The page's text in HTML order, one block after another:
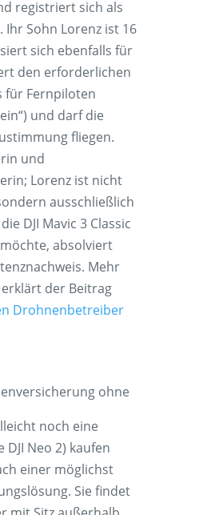
registriert sich als
Sohn Lorenz ist 16
sich ebenfalls für
den erforderlichen
für Fernpiloten
und darf die
fliegen.
und
Lorenz ist nicht
ausschließlich
DJI Mavic 3 Classic
absolviert
Mehr
der Beitrag
Drohnenbetreiber
ohne
noch eine
Neo 2) kaufen
einer möglichst
Sie findet